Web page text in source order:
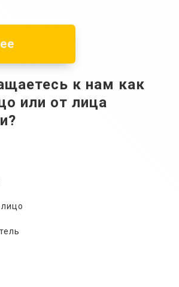
к нам как
или от лица